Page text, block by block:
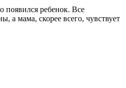
появился ребенок. Все
а мама, скорее всего, чувствует